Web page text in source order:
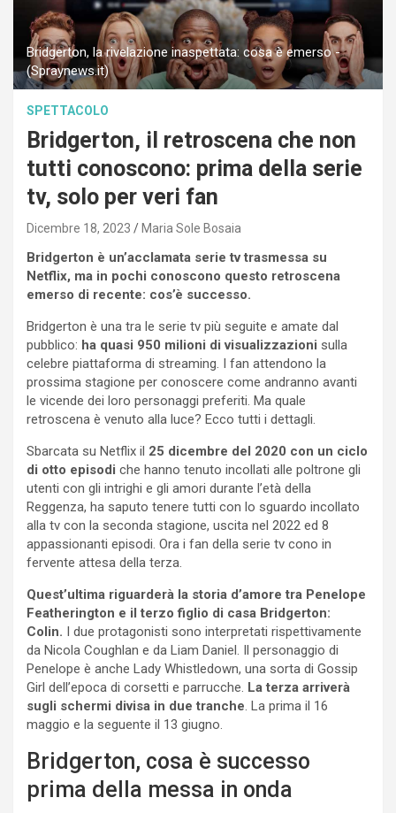
Bridgerton, la rivelazione inaspettata: cosa è emerso -
(Spraynews.it)
SPETTACOLO
Bridgerton, il retroscena che non
tutti conoscono: prima della serie
tv, solo per veri fan
Dicembre 18, 2023 Maria Sole Bosaia
Bridgerton è un’acclamata serie tv trasmessa su
Netflix, ma in pochi conoscono questo retroscena
emerso di recente: cos’è successo.
Bridgerton è una tra le serie tv più seguite e amate dal
pubblico: ha quasi 950 milioni di visualizzazioni sulla
celebre piattaforma di streaming. I fan attendono la
prossima stagione per conoscere come andranno avanti
le vicende dei loro personaggi preferiti. Ma quale
retroscena è venuto alla luce? Ecco tutti i dettagli.
Sbarcata su Netflix il 25 dicembre del 2020 con un ciclo
di otto episodi che hanno tenuto incollati alle poltrone gli
utenti con gli intrighi e gli amori durante l’età della
Reggenza, ha saputo tenere tutti con lo sguardo incollato
alla tv con la seconda stagione, uscita nel 2022 ed 8
appassionanti episodi. Ora i fan della serie tv cono in
fervente attesa della terza.
Quest’ultima riguarderà la storia d’amore tra Penelope
Featherington e il terzo figlio di casa Bridgerton:
Colin. I due protagonisti sono interpretati rispettivamente
da Nicola Coughlan e da Liam Daniel. Il personaggio di
Penelope è anche Lady Whistledown, una sorta di Gossip
Girl dell’epoca di corsetti e parrucche. La terza arriverà
sugli schermi divisa in due tranche. La prima il 16
maggio e la seguente il 13 giugno.
Bridgerton, cosa è successo
prima della messa in onda